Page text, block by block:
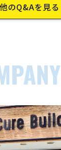
のQ&Aを見る